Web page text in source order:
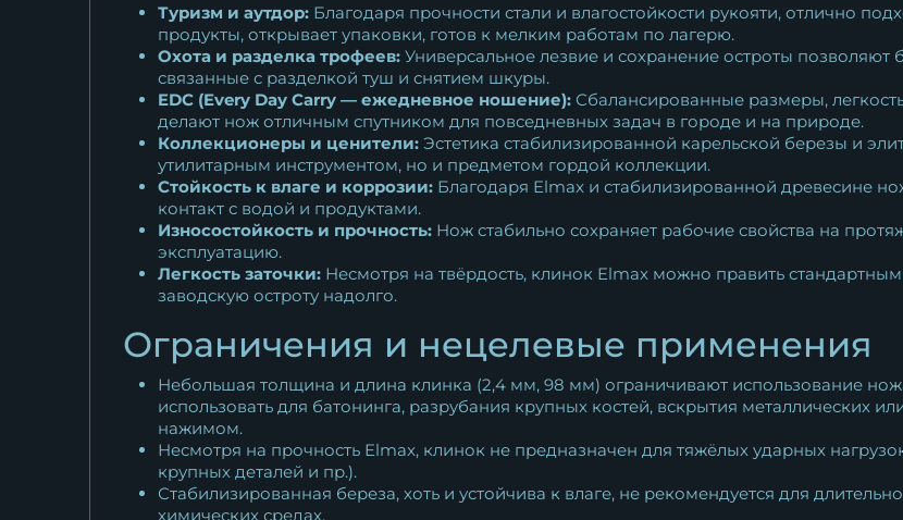
Туризм и аутдор: Благодаря прочности стали и влагостойкости рукояти, отлично
продукты, открывает упаковки, готов к мелким работам по лагерю.
Охота и разделка трофеев: Универсальное лезвие и сохранение остроты
связанные с разделкой туш и снятием шкуры.
EDC (Every Day Carry — ежедневное ношение): Сбалансированные размеры,
делают нож отличным спутником для повседневных задач в городе и на природе.
Коллекционеры и ценители: Эстетика стабилизированной карельской березы и
утилитарным инструментом, но и предметом гордой коллекции.
Стойкость к влаге и коррозии: Благодаря Elmax и стабилизированной древесине
контакт с водой и продуктами.
Износостойкость и прочность: Нож стабильно сохраняет рабочие свойства на
эксплуатацию.
Легкость заточки: Несмотря на твёрдость, клинок Elmax можно править
заводскую остроту надолго.
Ограничения и нецелевые применения
Небольшая толщина и длина клинка (2,4 мм, 98 мм) ограничивают использование
использовать для батонинга, разрубания крупных костей, вскрытия металлических
нажимом.
Несмотря на прочность Elmax, клинок не предназначен для тяжёлых ударных
крупных деталей и пр.).
Стабилизированная береза, хоть и устойчива к влаге, не рекомендуется для
химических средах.